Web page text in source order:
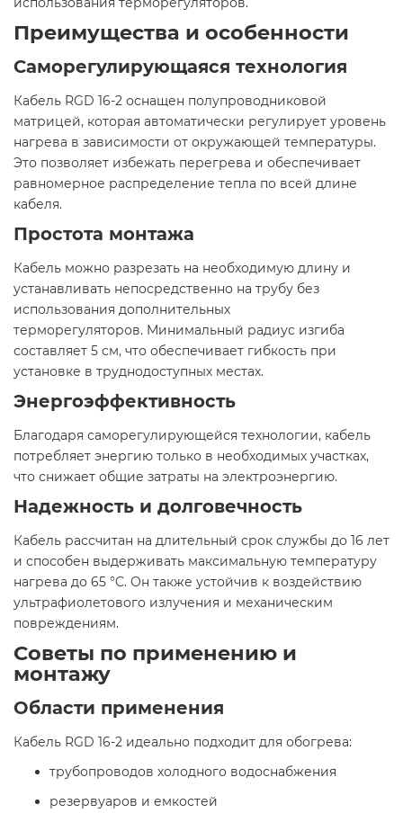
Преимущества и особенности
Саморегулирующаяся технология
Кабель RGD 16-2 оснащен полупроводниковой
матрицей, которая автоматически регулирует уровень
нагрева в зависимости от окружающей температуры.
Это позволяет избежать перегрева и обеспечивает
равномерное распределение тепла по всей длине
кабеля.
Простота монтажа
Кабель можно разрезать на необходимую длину и
устанавливать непосредственно на трубу без
использования дополнительных
терморегуляторов. Минимальный радиус изгиба
составляет 5 см, что обеспечивает гибкость при
установке в труднодоступных местах.
Энергоэффективность
Благодаря саморегулирующейся технологии, кабель
потребляет энергию только в необходимых участках,
что снижает общие затраты на электроэнергию.​
Надежность и долговечность
Кабель рассчитан на длительный срок службы до 16 лет
и способен выдерживать максимальную температуру
нагрева до 65 °C. Он также устойчив к воздействию
ультрафиолетового излучения и механическим
повреждениям.
Советы по применению и
монтажу
Области применения
Кабель RGD 16-2 идеально подходит для обогрева:​
трубопроводов холодного водоснабжения
резервуаров и емкостей